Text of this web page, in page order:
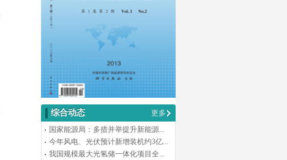
综合动态
更多
国家能源局：多措并举提升新能源...
今年风电、光伏预计新增装机约3亿...
我国规模最大光氢储一体化项目全...